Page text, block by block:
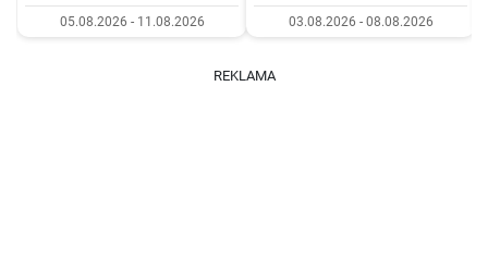
05.08.2026 - 11.08.2026 03.08.2026 - 08.08.2026
REKLAMA